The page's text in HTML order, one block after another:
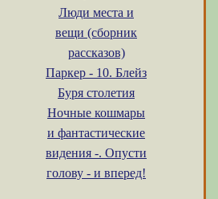
Люди места и
вещи (сборник
рассказов)
Паркер - 10. Блейз
Буря столетия
Ночные кошмары
и фантастические
видения -. Опусти
голову - и вперед!